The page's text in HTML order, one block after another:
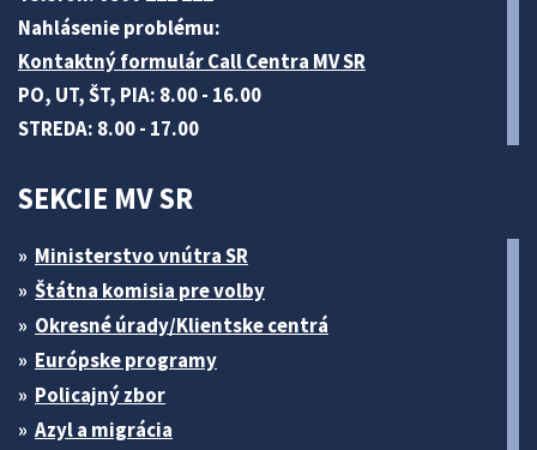
Nahlásenie problému:
Kontaktný formulár Call Centra MV SR
PO, UT, ŠT, PIA: 8.00 - 16.00
STREDA: 8.00 - 17.00
SEKCIE MV SR
Ministerstvo vnútra SR
Štátna komisia pre volby
Okresné úrady/Klientske centrá
Európske programy
Policajný zbor
Azyl a migrácia